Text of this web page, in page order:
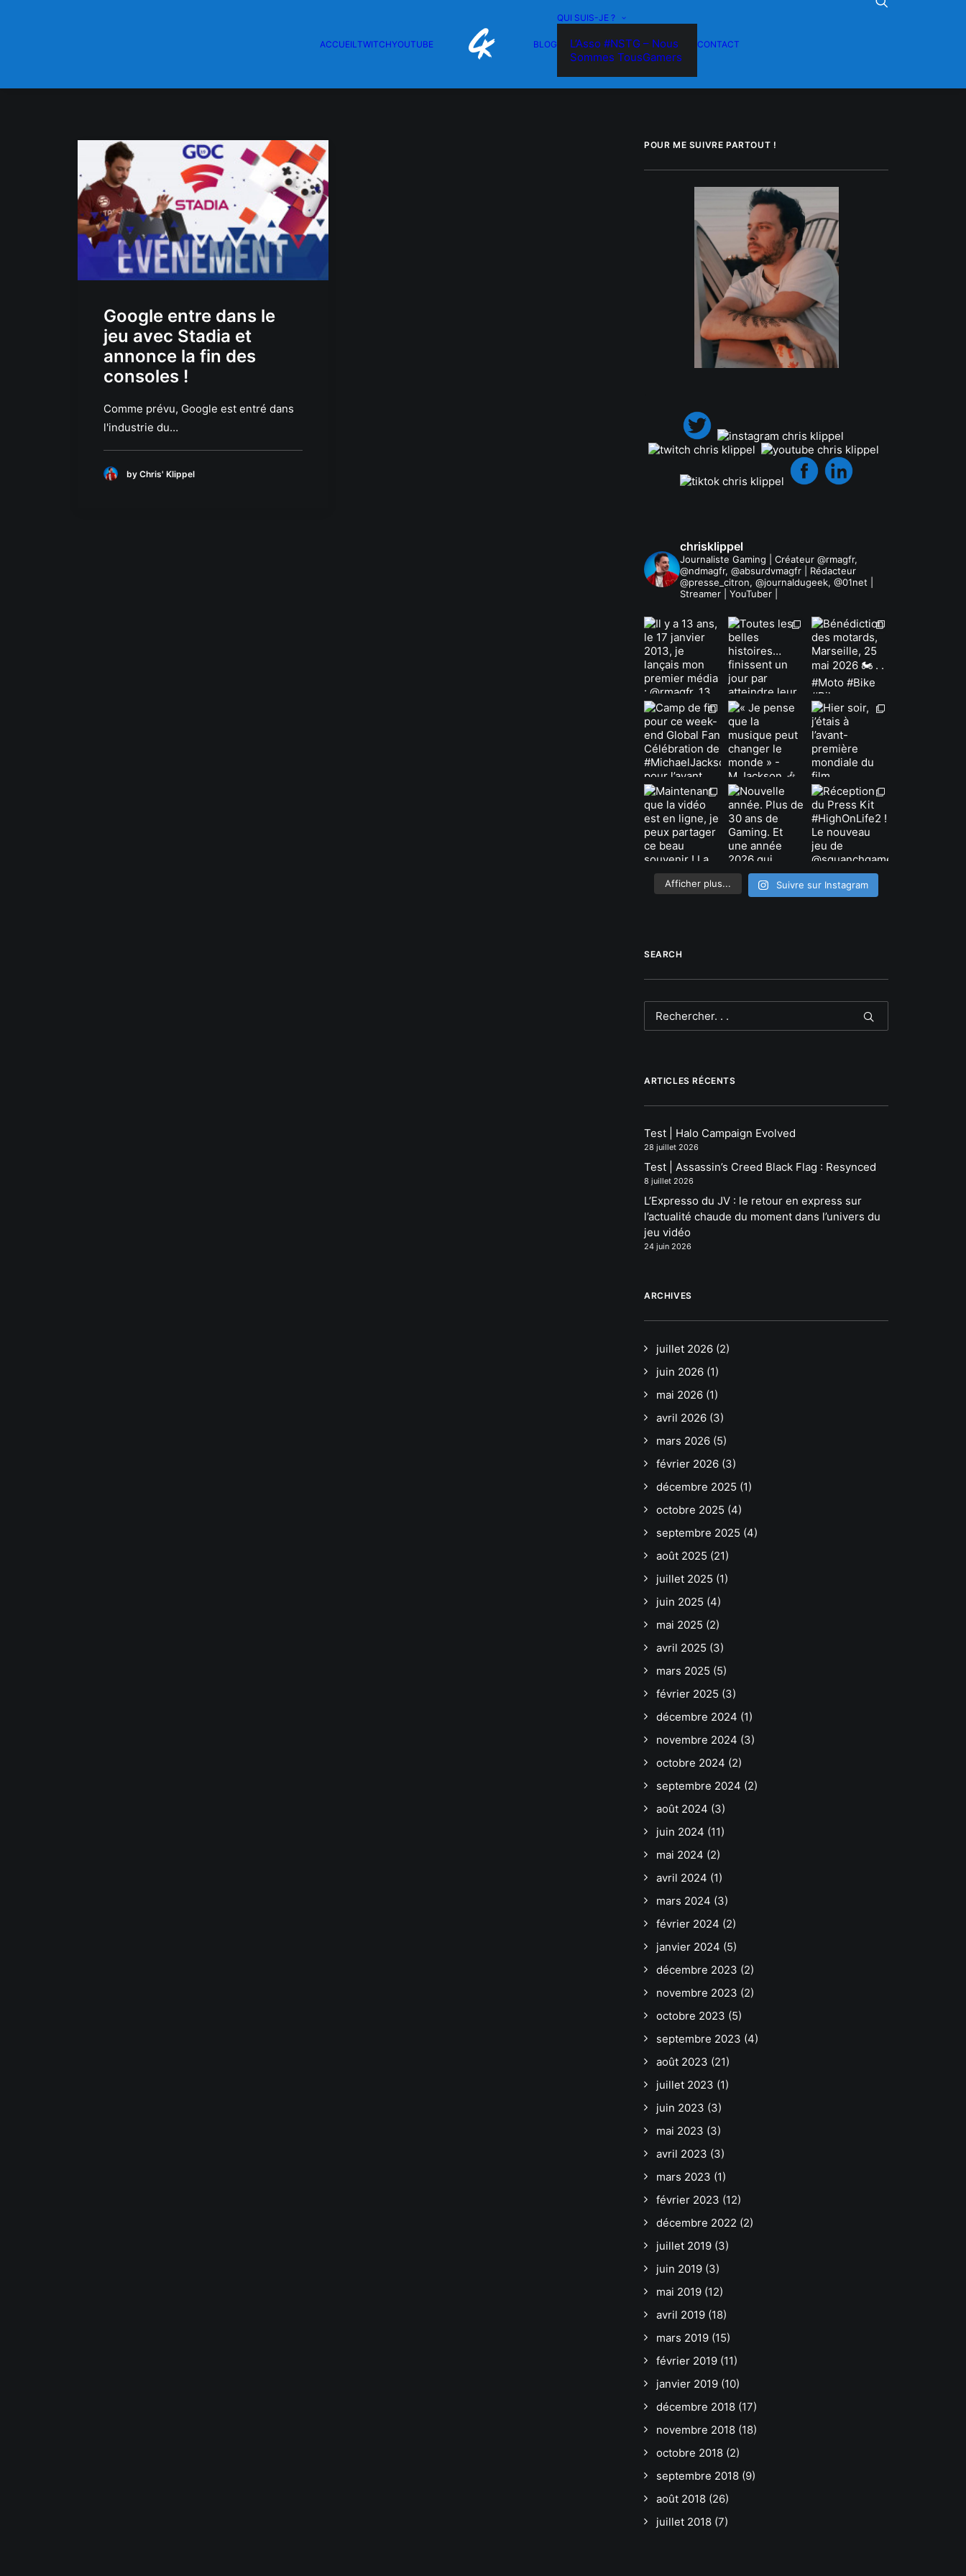
ACCUEILTWITCHYOUTUBE BLOG
QUI SUIS-JE ?
L’Asso #NSTG – Nous
Sommes TousGamers
CONTACT
Google entre dans le
jeu avec Stadia et
annonce la fin des
consoles !
Comme prévu, Google est entré dans
l'industrie du…
by Chris' Klippel
POUR ME SUIVRE PARTOUT !
chrisklippel
Journaliste Gaming | Créateur @rmagfr,
@ndmagfr, @absurdvmagfr | Rédacteur
@presse_citron, @journaldugeek, @01net |
Streamer | YouTuber |
Afficher plus... Suivre sur Instagram
SEARCH
ARTICLES RÉCENTS
Test | Halo Campaign Evolved
28 juillet 2026
Test | Assassin’s Creed Black Flag : Resynced
8 juillet 2026
L’Expresso du JV : le retour en express sur
l’actualité chaude du moment dans l’univers du
jeu vidéo
24 juin 2026
ARCHIVES
juillet 2026 (2)
juin 2026 (1)
mai 2026 (1)
avril 2026 (3)
mars 2026 (5)
février 2026 (3)
décembre 2025 (1)
octobre 2025 (4)
septembre 2025 (4)
août 2025 (21)
juillet 2025 (1)
juin 2025 (4)
mai 2025 (2)
avril 2025 (3)
mars 2025 (5)
février 2025 (3)
décembre 2024 (1)
novembre 2024 (3)
octobre 2024 (2)
septembre 2024 (2)
août 2024 (3)
juin 2024 (11)
mai 2024 (2)
avril 2024 (1)
mars 2024 (3)
février 2024 (2)
janvier 2024 (5)
décembre 2023 (2)
novembre 2023 (2)
octobre 2023 (5)
septembre 2023 (4)
août 2023 (21)
juillet 2023 (1)
juin 2023 (3)
mai 2023 (3)
avril 2023 (3)
mars 2023 (1)
février 2023 (12)
décembre 2022 (2)
juillet 2019 (3)
juin 2019 (3)
mai 2019 (12)
avril 2019 (18)
mars 2019 (15)
février 2019 (11)
janvier 2019 (10)
décembre 2018 (17)
novembre 2018 (18)
octobre 2018 (2)
septembre 2018 (9)
août 2018 (26)
juillet 2018 (7)